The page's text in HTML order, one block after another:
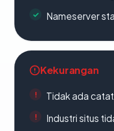
Nameserver
Kekurangan
Tidak ada
Industri situs